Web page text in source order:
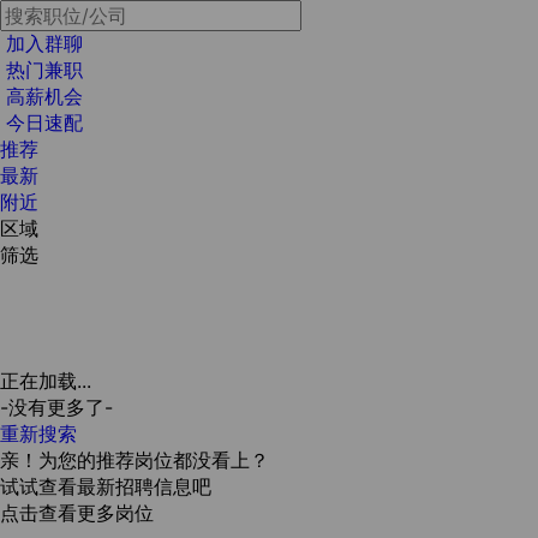
加入群聊
热门兼职
高薪机会
今日速配
推荐
最新
附近
区域
筛选
正在加载...
-没有更多了-
重新搜索
亲！为您的推荐岗位都没看上？
试试查看最新招聘信息吧
点击查看更多岗位